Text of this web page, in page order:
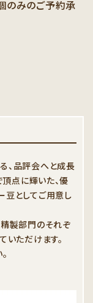
のみのご予約承
、品評会へと成長
頂点に輝いた、優
豆としてご用意し
製部門のそれぞ
いただけます。